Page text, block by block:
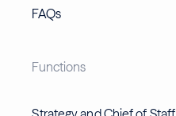
FAQs
Functions